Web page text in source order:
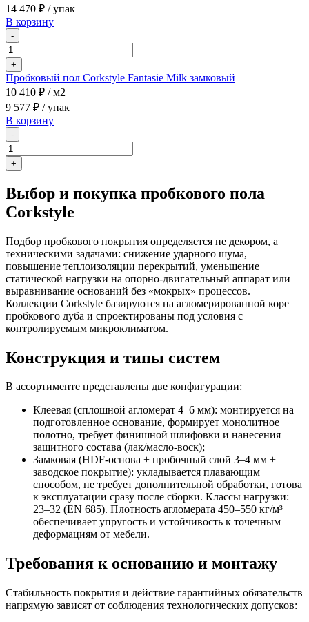
14 470 ₽ / упак
В корзину
-
+
Пробковый пол Corkstyle Fantasie Milk замковый
10 410 ₽ / м2
9 577 ₽ / упак
В корзину
-
+
Выбор и покупка пробкового пола
Corkstyle
Подбор пробкового покрытия определяется не декором, а
техническими задачами: снижение ударного шума,
повышение теплоизоляции перекрытий, уменьшение
статической нагрузки на опорно-двигательный аппарат или
выравнивание оснований без «мокрых» процессов.
Коллекции Corkstyle базируются на агломерированной коре
пробкового дуба и спроектированы под условия с
контролируемым микроклиматом.
Конструкция и типы систем
В ассортименте представлены две конфигурации:
Клеевая (сплошной агломерат 4–6 мм): монтируется на
подготовленное основание, формирует монолитное
полотно, требует финишной шлифовки и нанесения
защитного состава (лак/масло-воск);
Замковая (HDF-основа + пробочный слой 3–4 мм +
заводское покрытие): укладывается плавающим
способом, не требует дополнительной обработки, готова
к эксплуатации сразу после сборки. Классы нагрузки:
23–32 (EN 685). Плотность агломерата 450–550 кг/м³
обеспечивает упругость и устойчивость к точечным
деформациям от мебели.
Требования к основанию и монтажу
Стабильность покрытия и действие гарантийных обязательств
напрямую зависят от соблюдения технологических допусков: